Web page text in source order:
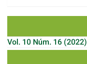
Vol. 10 Núm. 16 (2022)